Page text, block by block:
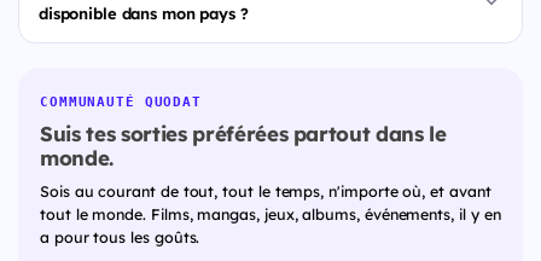
disponible dans mon pays ?
COMMUNAUTÉ QUODAT
Suis tes sorties préférées partout dans le
monde.
Sois au courant de tout, tout le temps, n'importe où, et avant
tout le monde. Films, mangas, jeux, albums, événements, il y en
a pour tous les goûts.